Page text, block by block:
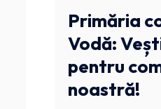
Primăria
Vodă:
pentru
noastră!